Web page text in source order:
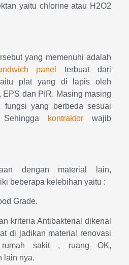
yaitu chlorine atau H2O2
yang memenuhi adalah
panel
terbuat dari
plat yang di lapis oleh
dan PIR. Masing masing
fungsi yang berbeda sesuai
Sehingga
kontraktor wajib
dengan material lain,
beberapa kelebihan yaitu :
Grade.
kriteria Antibakterial dikenal
di jadikan material renovasi
rumah sakit , ruang OK,
lain nya.